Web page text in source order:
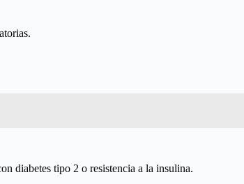
diabetes tipo 2 o resistencia a la insulina.